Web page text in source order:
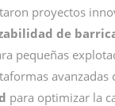
proyectos
de
pequeñas
avanzadas
para optimizar la